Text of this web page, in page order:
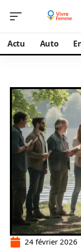
Actu Auto
24 février 2026